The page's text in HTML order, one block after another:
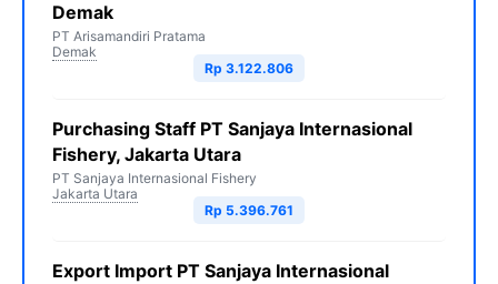
Demak
PT Arisamandiri Pratama
Demak
Rp 3.122.806
Purchasing Staff PT Sanjaya Internasional
Fishery, Jakarta Utara
PT Sanjaya Internasional Fishery
Jakarta Utara
Rp 5.396.761
Export Import PT Sanjaya Internasional